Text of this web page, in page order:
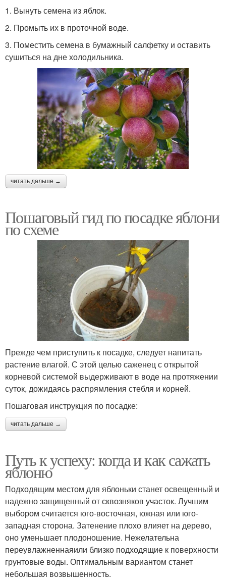
1. Вынуть семена из яблок.
2. Промыть их в проточной воде.
3. Поместить семена в бумажный салфетку и оставить
сушиться на дне холодильника.
читать дальше →
Пошаговый гид по посадке яблони
по схеме
Прежде чем приступить к посадке, следует напитать
растение влагой. С этой целью саженец с открытой
корневой системой выдерживают в воде на протяжении
суток, дожидаясь распрямления стебля и корней.
Пошаговая инструкция по посадке:
читать дальше →
Путь к успеху: когда и как сажать
яблоню
Подходящим местом для яблоньки станет освещенный и
надежно защищенный от сквозняков участок. Лучшим
выбором считается юго-восточная, южная или юго-
западная сторона. Затенение плохо влияет на дерево,
оно уменьшает плодоношение. Нежелательна
переувлажненнаяили близко подходящие к поверхности
грунтовые воды. Оптимальным вариантом станет
небольшая возвышенность.